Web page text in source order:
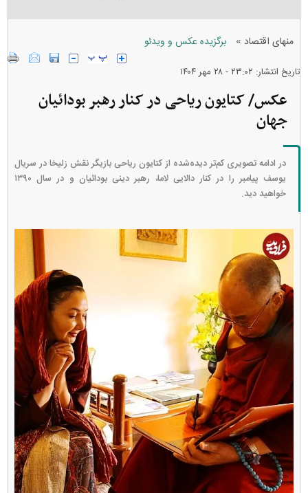
منهای اقتصاد » برگزیده عکس و ویدئو
تاریخ انتشار: ۲۳:۰۲ - ۲۸ مهر ۱۴۰۴
عکس/ کتایون ریاحی در کنار رهبر بودائیان
جهان
در ادامه تصویری کم‌تر دیده‌شده از کتایون ریاحی بازیگر نقش زلیخا در سریال
یوسف پیامبر را در کنار دالایی لاما، رهبر دینی بودائیان و در سال ۱۳۹۰
خواهید دید.